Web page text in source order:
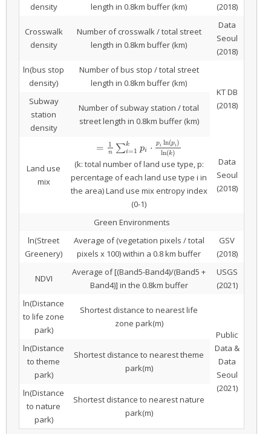
density
length in 0.8km buffer (km)
(2018)
Crosswalk
density
Number of crosswalk / total street
length in 0.8km buffer (km)
Data
Seoul
(2018)
ln(bus stop
density)
Number of bus stop / total street
length in 0.8km buffer (km)
KT DB
(2018)
Subway
station
density
Number of subway station / total
street length in 0.8km buffer (km)
Land use
mix
= 1
n ∑k
i=1 pi ⋅ pi ln(pi)
ln(k)
=1 n∑ =1kpi⋅ pilnpiln(k)
(k: total number of land use type, p:
percentage of each land use type i in
the area) Land use mix entropy index
(0-1)
Data
Seoul
(2018)
Green Environments
ln(Street
Greenery)
Average of (vegetation pixels / total
pixels x 100) within a 0.8 km buffer
GSV
(2018)
NDVI
Average of [(Band5-Band4)/(Band5 +
Band4)] in the 0.8km buffer
USGS
(2021)
ln(Distance
to life zone
park)
Shortest distance to nearest life
zone park(m)
Public
Data &
Data
Seoul
(2021)
ln(Distance
to theme
park)
Shortest distance to nearest theme
park(m)
ln(Distance
to nature
park)
Shortest distance to nearest nature
park(m)